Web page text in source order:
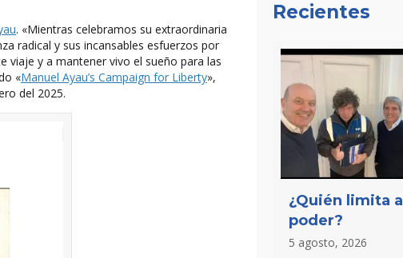
. «Mientras celebramos su extraordinaria
radical y sus incansables esfuerzos por
viaje y a mantener vivo el sueño para las
«Manuel Ayau’s Campaign for Liberty»,
del 2025.
Recientes
¿Quién limita al
poder?
5 agosto, 2026